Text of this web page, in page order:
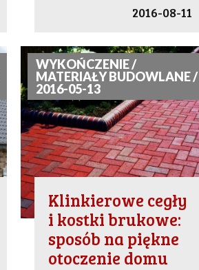
2016-08-11
WYKOŃCZENIE /
MATERIAŁY BUDOWLANE /
2016-05-13
Klinkierowe cegły
i kostki brukowe:
sposób na piękne
otoczenie domu